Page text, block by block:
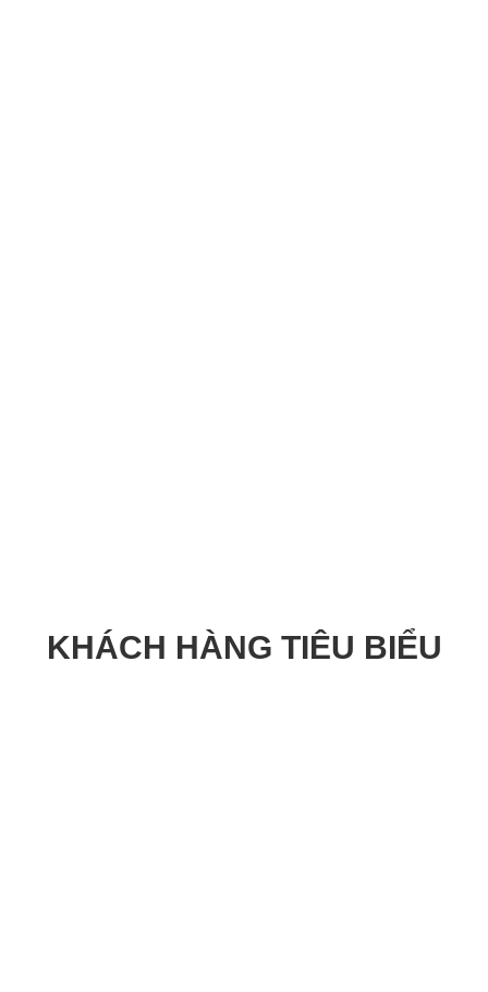
KHÁCH HÀNG TIÊU BIỂU